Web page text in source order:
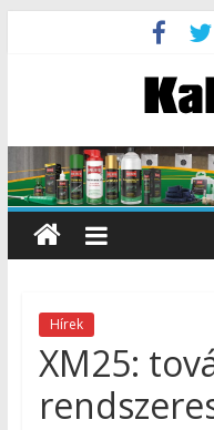
Hírek
XM25: